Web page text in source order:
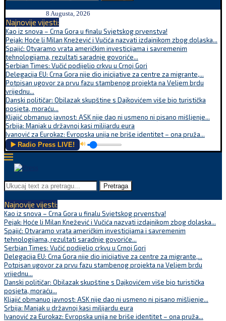
8 Augusta, 2026
Najnovije vijesti:
Kao iz snova – Crna Gora u finalu Svjetskog prvenstva!
Pejak: Hoće li Milan Knežević i Vučića nazvati izdajnikom zbog dolaska...
Spajić: Otvaramo vrata američkim investicijama i savremenim
tehnologijama, rezultati saradnje govoriće...
Serbian Times: Vučić podijelio crkvu u Crnoj Gori
Delegacija EU: Crna Gora nije dio inicijative za centre za migrante,...
Potpisan ugovor za prvu fazu stambenog projekta na Veljem brdu
vrijednu...
Danski političar: Obilazak skupštine s Dajkovićem više bio turistička
posjeta, moraću...
Kljajić obmanuo javnost: ASK nije dao ni usmeno ni pisano mišljenje...
Srbija: Manjak u državnoj kasi milijardu eura
Ivanović za Eurokaz: Evropska unija ne briše identitet – ona pruža...
▶️ Radio Press LIVE! 🔊
Pretraga
Najnovije vijesti:
Kao iz snova – Crna Gora u finalu Svjetskog prvenstva!
Pejak: Hoće li Milan Knežević i Vučića nazvati izdajnikom zbog dolaska...
Spajić: Otvaramo vrata američkim investicijama i savremenim
tehnologijama, rezultati saradnje govoriće...
Serbian Times: Vučić podijelio crkvu u Crnoj Gori
Delegacija EU: Crna Gora nije dio inicijative za centre za migrante,...
Potpisan ugovor za prvu fazu stambenog projekta na Veljem brdu
vrijednu...
Danski političar: Obilazak skupštine s Dajkovićem više bio turistička
posjeta, moraću...
Kljajić obmanuo javnost: ASK nije dao ni usmeno ni pisano mišljenje...
Srbija: Manjak u državnoj kasi milijardu eura
Ivanović za Eurokaz: Evropska unija ne briše identitet – ona pruža...